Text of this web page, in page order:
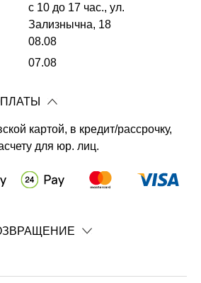
с 10 до 17 час., ул.
Зализнычна, 18
08.08
07.08
картой, в кредит/рассрочку,
для юр. лиц.